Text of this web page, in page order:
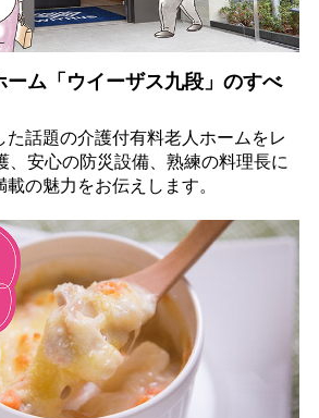
ーム「ウイーザス九段」のすべ
た話題の介護付有料老人ホームをレ
、安心の防災設備、熟練の料理長に
の魅力をお伝えします。